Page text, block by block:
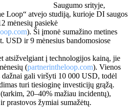
Saugumo srityje,
Loop“ atvejo studiją, kurioje DI saugos
mėnesių pasiekė
). Ši įmonė sumažino metines
USD ir 9 mėnesius bandomosiose
atsižvelgiant į technologijos kainą, jie
(partnerintheloop.com). Vienos
gali viršyti 10 000 USD, todėl
turi tiesioginę investicijų grąžą.
20–40% mažiau incidentų),
prastovos žymiai sumažėtų.